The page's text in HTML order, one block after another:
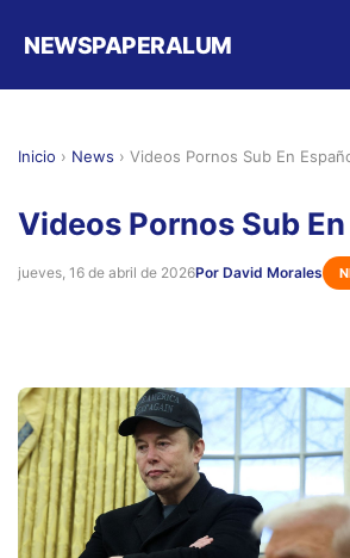
NEWSPAPERALUM
Inicio › News › Videos Pornos Sub En
Videos Pornos Sub
jueves, 16 de abril de 2026Por David Morales